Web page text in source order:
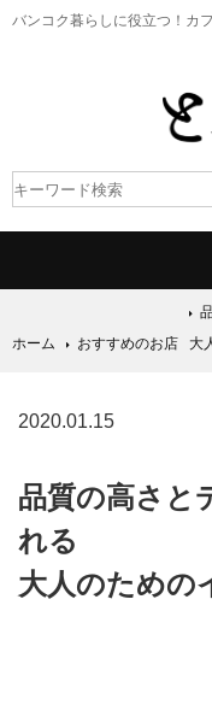
バンコク暮らしに役立つ！ カ
ホーム おすすめのお店
大
2020.01.15
品質の高さと
れる
大人のための